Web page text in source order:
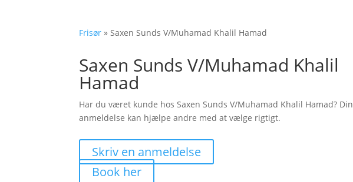
Frisør » Saxen Sunds V/Muhamad Khalil Hamad
Saxen Sunds V/Muhamad Khalil
Hamad
Har du været kunde hos Saxen Sunds V/Muhamad Khalil Hamad? Din
anmeldelse kan hjælpe andre med at vælge rigtigt.
Skriv en anmeldelse
Book her